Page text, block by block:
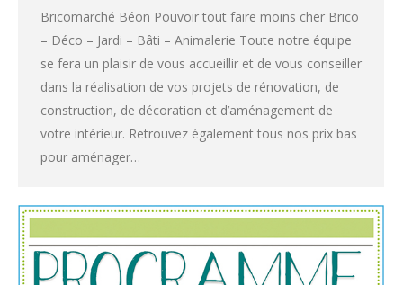
Bricomarché Béon Pouvoir tout faire moins cher Brico
– Déco – Jardi – Bâti – Animalerie Toute notre équipe
se fera un plaisir de vous accueillir et de vous conseiller
dans la réalisation de vos projets de rénovation, de
construction, de décoration et d’aménagement de
votre intérieur. Retrouvez également tous nos prix bas
pour aménager…